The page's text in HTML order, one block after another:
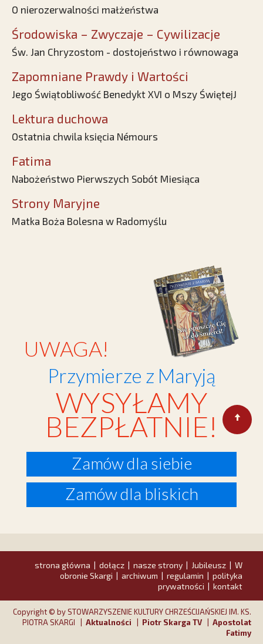
O nierozerwalności małżeństwa
Środowiska – Zwyczaje – Cywilizacje
Św. Jan Chryzostom - dostojeństwo i równowaga
Zapomniane Prawdy i Wartości
Jego Świątobliwość Benedykt XVI o Mszy ŚwiętejJ
Lektura duchowa
Ostatnia chwila księcia Némours
Fatima
Nabożeństwo Pierwszych Sobót Miesiąca
Strony Maryjne
Matka Boża Bolesna w Radomyślu
UWAGA!
Przymierze z Maryją
WYSYŁAMY
BEZPŁATNIE!
Zamów dla siebie
Zamów dla bliskich
strona główna dołącz nasze strony Jubileusz
W
obronie Skargi
archiwum regulamin
polityka
prywatności
kontakt
Copyright © by STOWARZYSZENIE KULTURY CHRZEŚCIJAŃSKIEJ IM. KS.
PIOTRA SKARGI | Aktualności Piotr Skarga TV
Apostolat
Fatimy